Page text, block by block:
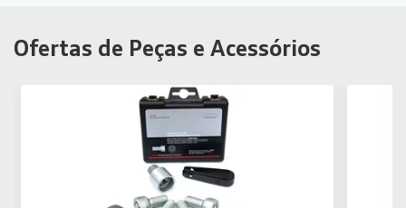
Ofertas de Peças e Acessórios